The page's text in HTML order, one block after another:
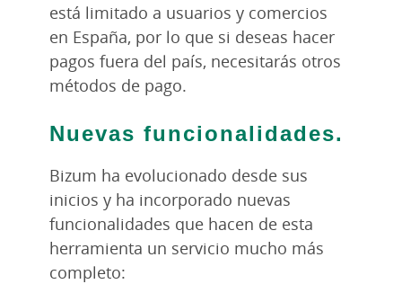
está limitado a usuarios y comercios
en España, por lo que si deseas hacer
pagos fuera del país, necesitarás otros
métodos de pago.
Nuevas funcionalidades.
Bizum ha evolucionado desde sus
inicios y ha incorporado nuevas
funcionalidades que hacen de esta
herramienta un servicio mucho más
completo: